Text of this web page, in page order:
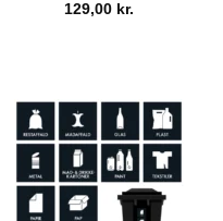
129,00 kr.